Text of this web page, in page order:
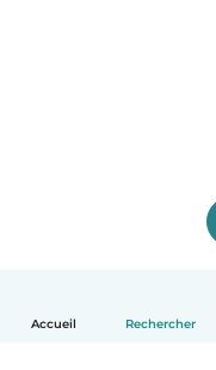
Accueil Rechercher